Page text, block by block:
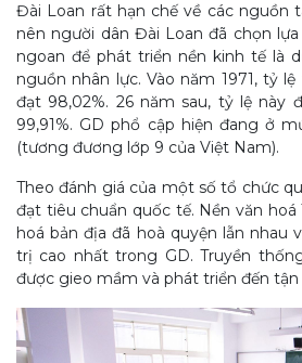
Đài Loan rất hạn chế về các nguồn
nên người dân Đài Loan đã chọn
ngoan để phát triển nền kinh tế là
nguồn nhân lực. Vào năm 1971, tỷ
đạt 98,02%. 26 năm sau, tỷ lệ này
99,91%. GD phổ cập hiện đang ở
(tương đương lớp 9 của Việt Nam).
Theo đánh giá của một số tổ chức
đạt tiêu chuẩn quốc tế. Nền văn hoá
hoá bản địa đã hoà quyện lẫn nhau
trị cao nhất trong GD. Truyền
được gieo mầm và phát triển đến tận